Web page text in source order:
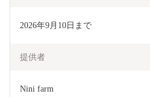
2026年9月10日まで
提供者
Nini farm